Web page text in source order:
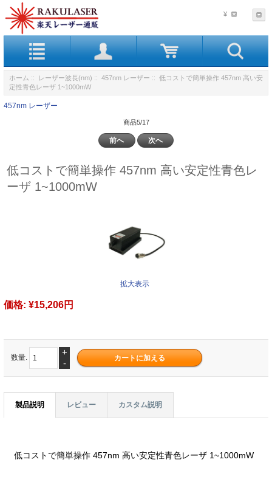
¥
ホーム :: レーザー波長(nm) :: 457nm レーザー :: 低コストで簡単操作 457nm 高い安
定性青色レーザ 1~1000mW
457nm レーザー
商品5/17
前へ 次へ
低コストで簡単操作 457nm 高い安定性青色レ
ーザ 1~1000mW
拡大表示
価格: ¥15,206円
数量.
+
-
製品説明 レビュー カスタム説明
低コストで簡単操作 457nm 高い安定性青色レーザ 1~1000mW